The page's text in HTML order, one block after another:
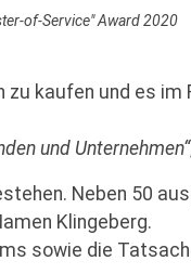
of-Service" Award 2020
kaufen und es im
und Unternehmen“
Neben 50
Klingeberg.
sowie die